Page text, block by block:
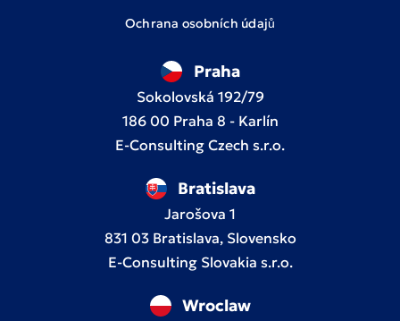
Ochrana osobních údajů
Praha
Sokolovská 192/79
186 00 Praha 8 - Karlín
E-Consulting Czech s.r.o.
Bratislava
Jarošova 1
831 03 Bratislava, Slovensko
E-Consulting Slovakia s.r.o.
Wroclaw